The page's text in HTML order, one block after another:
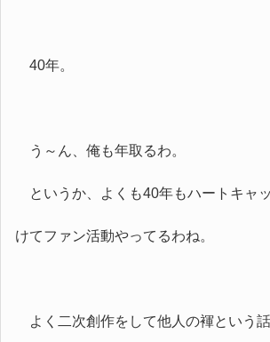
40年。
う～ん、俺も年取るわ。
というか、よくも40年もハートキャ
けてファン活動やってるわね。
よく二次創作をして他人の褌という話